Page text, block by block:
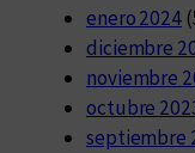
enero 2024
diciembre
noviembre
octubre
septiembre